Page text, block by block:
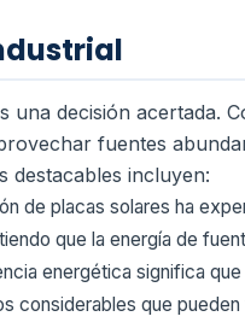
una decisión acertada.
fuentes
destacables incluyen:
de placas solares ha
que la energía de
energética significa
considerables que